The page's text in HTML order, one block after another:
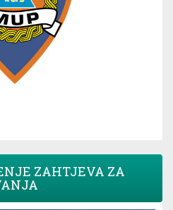
ZAHTJEVA ZA